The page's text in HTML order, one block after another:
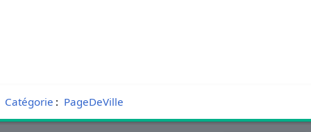
Catégorie : PageDeVille